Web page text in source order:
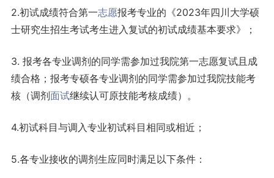
2.初试成绩符合第一志愿报考专业的《2023年四川大学硕
士研究生招生考试考生进入复试的初试成绩基本要求》；
3. 报考各专业调剂的同学需参加过我院第一志愿复试且成
绩合格；报考专硕各专业调剂的同学需参加过我院技能考
核（调剂面试继续认可原技能考核成绩）。
4.初试科目与调入专业初试科目相同或相近；
5.各专业接收的调剂生应同时满足以下条件：